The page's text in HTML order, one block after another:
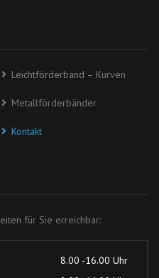
Leichtförderband – Kurven
Metallförderbänder
Kontakt
für Sie erreichbar:
8.00 -16.00 Uhr